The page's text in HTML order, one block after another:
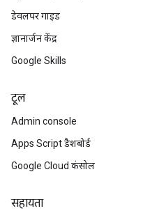
डेवलपर गाइड
ज्ञानार्जन केंद्र
Google Skills
टूल
Admin console
Apps Script डैशबोर्ड
Google Cloud कंसोल
सहायता